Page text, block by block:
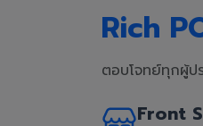
Rich
ตอบโจทย์ทุกผู้ป
Front